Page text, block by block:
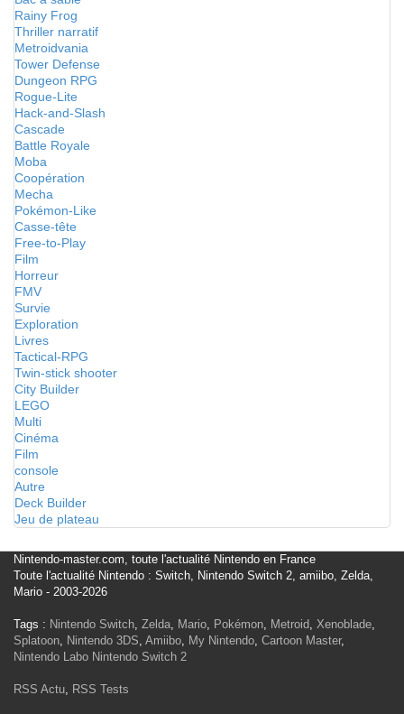
Rainy Frog
Thriller narratif
Metroidvania
Tower Defense
Dungeon RPG
Rogue-Lite
Hack-and-Slash
Cascade
Battle Royale
Moba
Coopération
Mecha
Pokémon-Like
Casse-tête
Free-to-Play
Film
Horreur
FMV
Survie
Exploration
Livres
Tactical-RPG
Twin-stick shooter
City Builder
LEGO
Multi
Cinéma
Film
console
Autre
Deck Builder
Jeu de plateau
Nintendo-master.com, toute l'actualité Nintendo en France
Toute l'actualité Nintendo : Switch, Nintendo Switch 2, amiibo, Zelda,
Mario - 2003-2026
Tags : Nintendo Switch, Zelda, Mario, Pokémon, Metroid, Xenoblade,
Splatoon, Nintendo 3DS, Amiibo, My Nintendo, Cartoon Master,
Nintendo Labo Nintendo Switch 2
RSS Actu, RSS Tests